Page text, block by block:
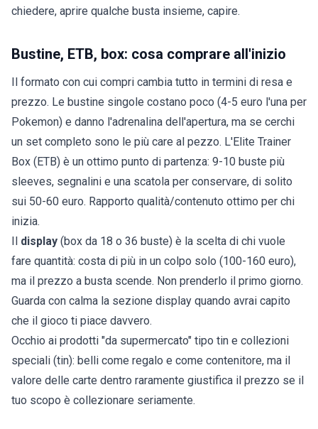
chiedere, aprire qualche busta insieme, capire.
Bustine, ETB, box: cosa comprare all'inizio
Il formato con cui compri cambia tutto in termini di resa e
prezzo. Le bustine singole costano poco (4-5 euro l'una per
Pokemon) e danno l'adrenalina dell'apertura, ma se cerchi
un set completo sono le più care al pezzo. L'Elite Trainer
Box (ETB) è un ottimo punto di partenza: 9-10 buste più
sleeves, segnalini e una scatola per conservare, di solito
sui 50-60 euro. Rapporto qualità/contenuto ottimo per chi
inizia.
Il display (box da 18 o 36 buste) è la scelta di chi vuole
fare quantità: costa di più in un colpo solo (100-160 euro),
ma il prezzo a busta scende. Non prenderlo il primo giorno.
Guarda con calma la sezione display quando avrai capito
che il gioco ti piace davvero.
Occhio ai prodotti "da supermercato" tipo tin e collezioni
speciali (tin): belli come regalo e come contenitore, ma il
valore delle carte dentro raramente giustifica il prezzo se il
tuo scopo è collezionare seriamente.